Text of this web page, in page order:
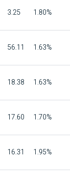
3.25 1.80%
56.11 1.63%
18.38 1.63%
17.60 1.70%
16.31 1.95%